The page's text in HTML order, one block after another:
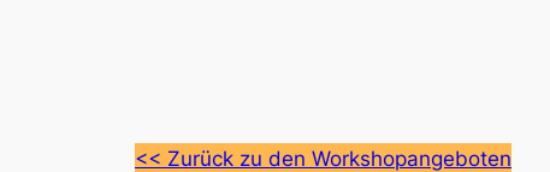
<< Zurück zu den Workshopangeboten